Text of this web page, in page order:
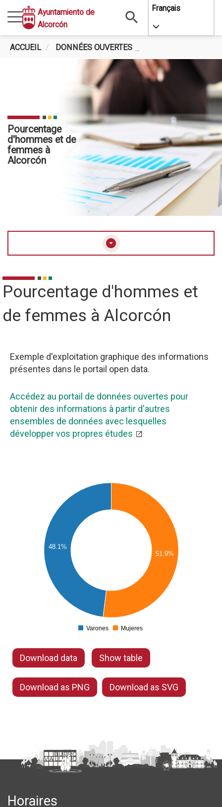
au
contenu
principal
Ayuntamiento de
Alcorcón
Français
Toggle
ACCUEIL DONNÉES OUVERTES
Pourcentage
d'hommes et de
femmes à
Alcorcón
arrow_drop_down_circle
Pourcentage d'hommes et
de femmes à Alcorcón
Exemple d'exploitation graphique des informations
présentes dans le portail open data.
Accédez au portail de données ouvertes pour
obtenir des informations à partir d'autres
ensembles de données avec lesquelles
développer vos propres études
48.1%
51.9%
Varones Mujeres
Varones Mujeres
74
73
90
100
282
281
59
59
Download data Show table
Download as PNG Download as SVG
Horaires